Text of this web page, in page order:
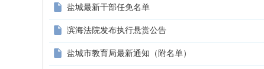
盐城最新干部任免名单
滨海法院发布执行悬赏公告
盐城市教育局最新通知（附名单）